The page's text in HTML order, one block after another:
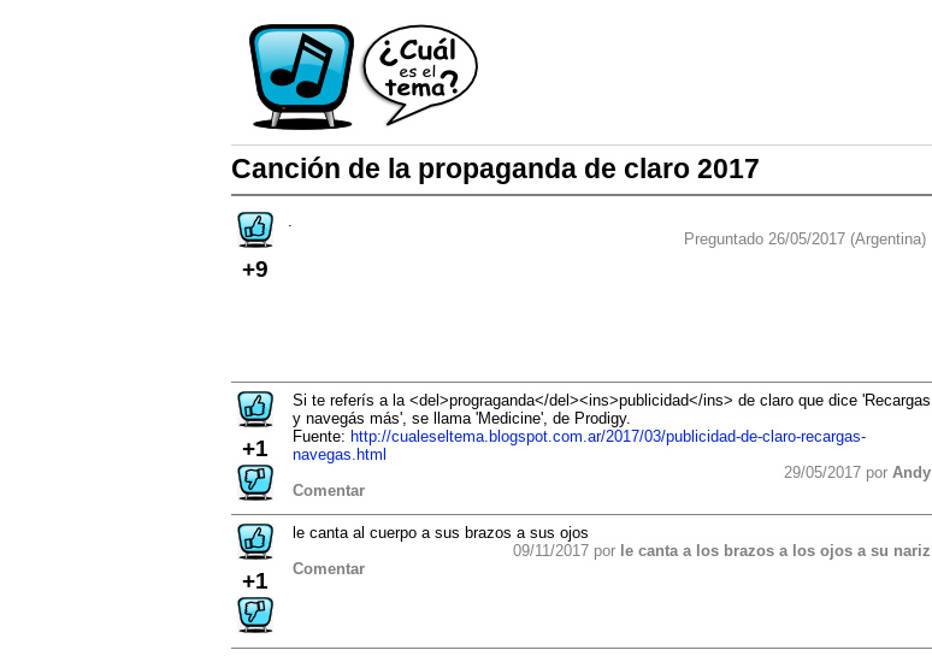
Canción de la propaganda de claro 2017
+9
.
Preguntado 26/05/2017 (Argentina)
+1
Si te referís a la <del>prograganda</del><ins>publicidad</ins> de claro que dice 'Recargas
y navegás más', se llama 'Medicine', de Prodigy.
Fuente: http://cualeseltema.blogspot.com.ar/2017/03/publicidad-de-claro-recargas-
navegas.html
29/05/2017 por Andy
Comentar
+1
le canta al cuerpo a sus brazos a sus ojos
09/11/2017 por le canta a los brazos a los ojos a su nariz
Comentar